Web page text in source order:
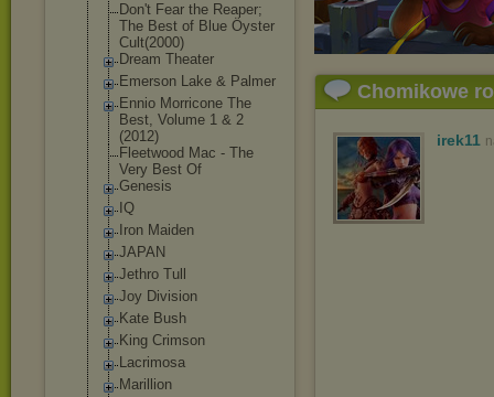
Don't Fear the Reaper;
The Best of Blue Öyster
Cult(2000)
Dream Theater
Emerson Lake & Palmer
Ennio Morricone The
Best, Volume 1 & 2
(2012)
Fleetwood Mac - The
Very Best Of
Genesis
IQ
Iron Maiden
JAPAN
Jethro Tull
Joy Division
Kate Bush
King Crimson
Lacrimosa
Marillion
Chomikowe
irek11